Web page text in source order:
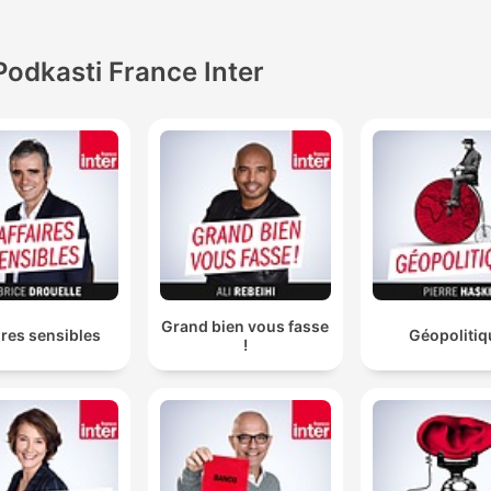
France Inter
sensibles
Grand bien vous fasse
!